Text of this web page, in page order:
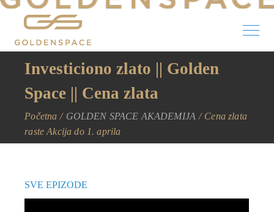
Investiciono zlato || Golden
Space || Cena zlata
Početna GOLDEN SPACE AKADEMIJA
Cena zlata
raste Akcija do 1. aprila
SVE EPIZODE